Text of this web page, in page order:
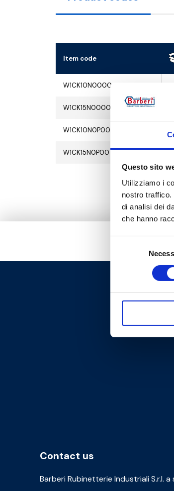
Questo sito
Utilizziamo i
nostro
di analisi dei
che hanno
Item code
W1CK10N0000
W1CK15N0000
W1CK10N0P00 1
W1CK15N0P00 1
Contact us
Barberi Rubinetterie Industriali S.r.l.